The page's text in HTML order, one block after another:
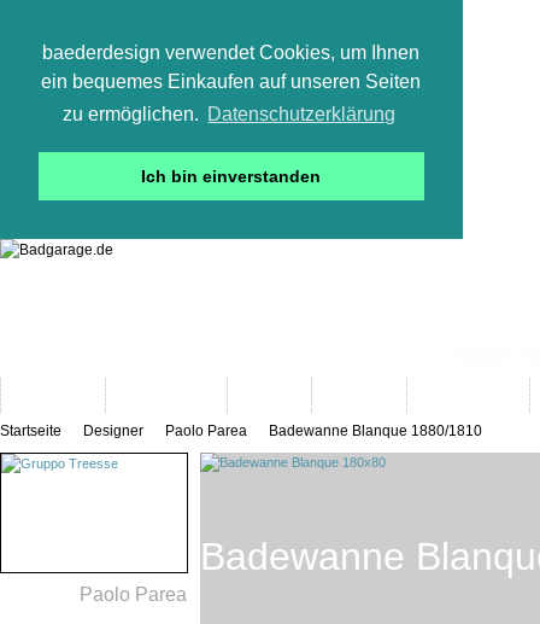
baederdesign verwendet Cookies, um Ihnen
ein bequemes Einkaufen auf unseren Seiten
zu ermöglichen. Datenschutzerklärung
Ich bin einverstanden
Startseite Designer Paolo Parea Badewanne Blanque 1880/1810
Paolo Parea
Badewanne